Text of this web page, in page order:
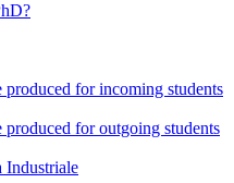
produced for incoming students
produced for outgoing students
Industriale